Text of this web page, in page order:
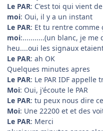
Le PAR: C'est toi qui vient
moi: Oui, il y a un instant
Le PAR: Et tu rentre comme
moi:...........(un blanc, je me
heu....oui les signaux
Le PAR: ah OK
Quelques minutes apres
Le PAR: Le PAR IDF appelle
Moi: Oui, j'écoute le PAR
Le PAR: tu peux nous dire
Moi: Une 22200 et et des
Le PAR: Merci